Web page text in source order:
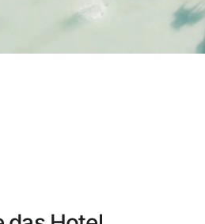
Preis garantiert